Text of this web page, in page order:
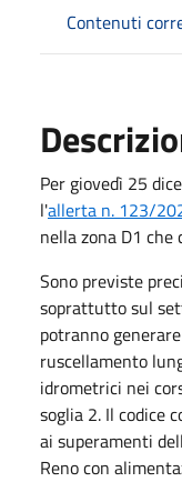
Contenuti
Per giovedì 25
l'allerta n. 123/
nella zona D1 che
Sono previste
soprattutto sul
potranno
ruscellamento
idrometrici nei
soglia 2. Il codice
ai superamenti
Reno con